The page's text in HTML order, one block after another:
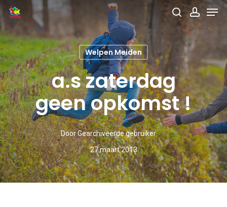
Skip
to
main
content
search
Welpen Meiden
a.s zaterdag
geen opkomst !
DoorGearchiveerde gebruiker
27 maart 2013